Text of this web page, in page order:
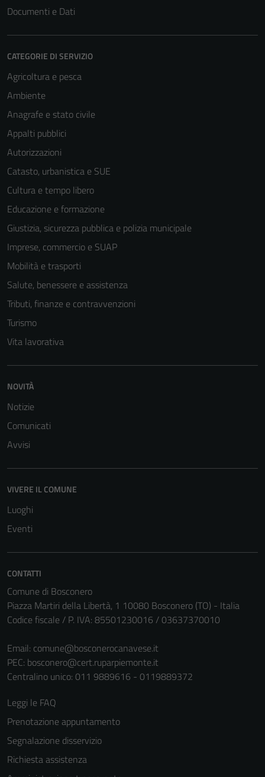
Documenti e Dati
CATEGORIE DI SERVIZIO
Agricoltura e pesca
Ambiente
Anagrafe e stato civile
Appalti pubblici
Autorizzazioni
Catasto, urbanistica e SUE
Cultura e tempo libero
Educazione e formazione
Giustizia, sicurezza pubblica e polizia municipale
Imprese, commercio e SUAP
Mobilità e trasporti
Salute, benessere e assistenza
Tributi, finanze e contravvenzioni
Turismo
Vita lavorativa
NOVITÀ
Notizie
Comunicati
Avvisi
VIVERE IL COMUNE
Luoghi
Eventi
CONTATTI
Comune di Bosconero
Piazza Martiri della Libertà, 1 10080 Bosconero (TO) - Italia
Codice fiscale / P. IVA: 85501230016 / 03637370010
Email: comune@bosconerocanavese.it
PEC: bosconero@cert.ruparpiemonte.it
Centralino unico: 011 9889616 - 0119889372
Leggi le FAQ
Prenotazione appuntamento
Segnalazione disservizio
Richiesta assistenza
Tecnici
Questi cookie
sono necessari